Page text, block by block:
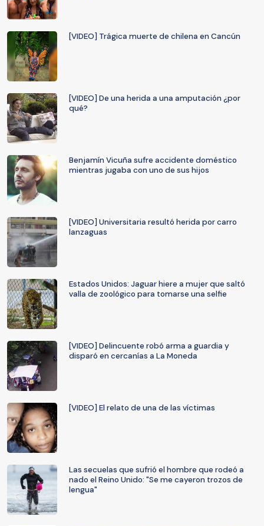
[VIDEO] Trágica muerte de chilena en Cancún
[VIDEO] De una herida a una amputación ¿por
qué?
Benjamín Vicuña sufre accidente doméstico
mientras jugaba con uno de sus hijos
[VIDEO] Universitaria resultó herida por carro
lanzaguas
Estados Unidos: Jaguar hiere a mujer que saltó
valla de zoológico para tomarse una selfie
[VIDEO] Delincuente robó arma a guardia y
disparó en cercanías a La Moneda
[VIDEO] El relato de una de las víctimas
Las secuelas que sufrió el hombre que rodeó a
nado el Reino Unido: "Se me cayeron trozos de
lengua"